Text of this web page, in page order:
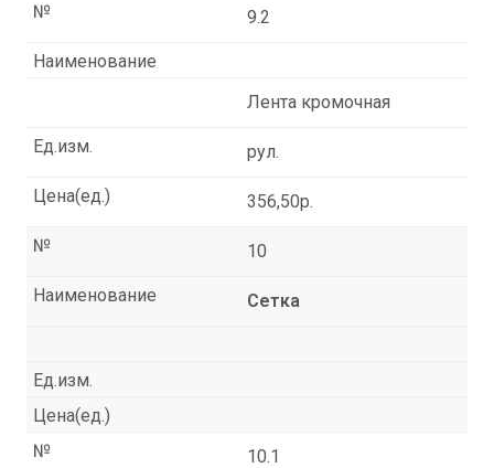
9.2
№
Наименование
Лента кромочная
рул.
Ед.изм.
356,50р.
Цена(ед.)
10
№
Сетка
Наименование
Ед.изм.
Цена(ед.)
10.1
№